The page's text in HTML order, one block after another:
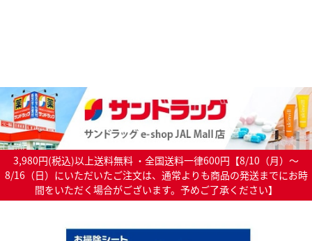
3,980円(税込)以上送料無料 ・全国送料一律600円【8/10（月）～
8/16（日）にいただいたご注文は、通常よりも商品の発送までにお時
間をいただく場合がございます。予めご了承ください】